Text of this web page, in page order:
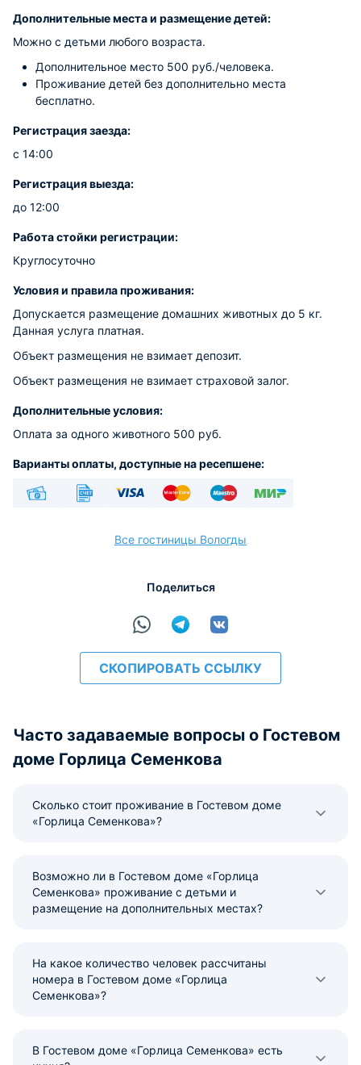
Дополнительные места и размещение детей:
Можно с детьми любого возраста.
Дополнительное место 500 руб./человека.
Проживание детей без дополнительно места
бесплатно.
Регистрация заезда:
с 14:00
Регистрация выезда:
до 12:00
Работа стойки регистрации:
Круглосуточно
Условия и правила проживания:
Допускается размещение домашних животных до 5 кг.
Данная услуга платная.
Объект размещения не взимает депозит.
Объект размещения не взимает страховой залог.
Дополнительные условия:
Оплата за одного животного 500 руб.
Варианты оплаты, доступные на ресепшене:
Все гостиницы Вологды
Поделиться
СКОПИРОВАТЬ ССЫЛКУ
Часто задаваемые вопросы о Гостевом
доме Горлица Семенкова
Сколько стоит проживание в Гостевом доме
«Горлица Семенкова»?
Возможно ли в Гостевом доме «Горлица
Семенкова» проживание с детьми и
размещение на дополнительных местах?
На какое количество человек рассчитаны
номера в Гостевом доме «Горлица
Семенкова»?
В Гостевом доме «Горлица Семенкова» есть